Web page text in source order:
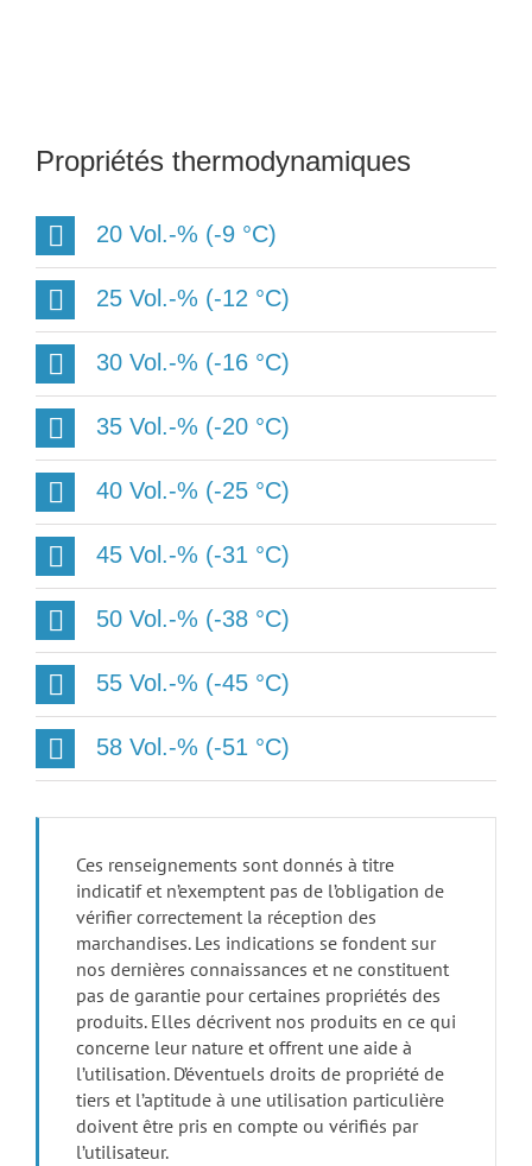
Propriétés thermodynamiques
20 Vol.-% (-9 °C)
25 Vol.-% (-12 °C)
30 Vol.-% (-16 °C)
35 Vol.-% (-20 °C)
40 Vol.-% (-25 °C)
45 Vol.-% (-31 °C)
50 Vol.-% (-38 °C)
55 Vol.-% (-45 °C)
58 Vol.-% (-51 °C)
Ces renseignements sont donnés à titre
indicatif et n’exemptent pas de l’obligation de
vérifier correctement la réception des
marchandises. Les indications se fondent sur
nos dernières connaissances et ne constituent
pas de garantie pour certaines propriétés des
produits. Elles décrivent nos produits en ce qui
concerne leur nature et offrent une aide à
l’utilisation. D’éventuels droits de propriété de
tiers et l’aptitude à une utilisation particulière
doivent être pris en compte ou vérifiés par
l’utilisateur.